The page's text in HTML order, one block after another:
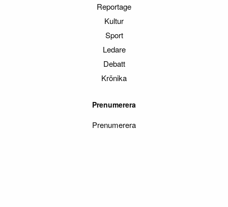
Reportage
Kultur
Sport
Ledare
Debatt
Krönika
Prenumerera
Prenumerera